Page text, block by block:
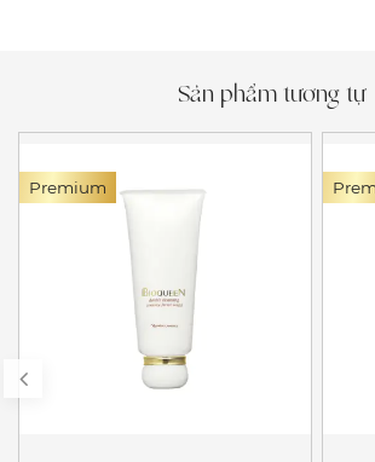
Sản phẩm tương tự
Premium